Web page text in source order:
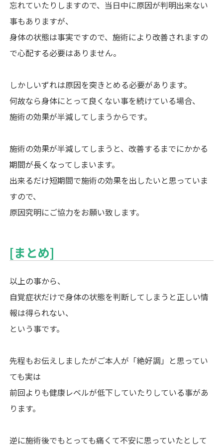
忘れていたりしますので、当日中に原因が判明出来ない
事もありますが、
身体の状態は事実ですので、施術により改善されますの
で心配する必要はありません。
しかしいずれは原因を突きとめる必要があります。
何故なら身体にとって良くない事を続けている場合、
施術の効果が半減してしまうからです。
施術の効果が半減してしまうと、改善するまでにかかる
期間が長くなってしまいます。
出来るだけ短期間で施術の効果を出したいと思っていま
すので、
原因究明にご協力をお願い致します。
[まとめ]
以上の事から、
自覚症状だけで身体の状態を判断してしまうと正しい情
報は得られない、
という事です。
先程もお伝えしましたがご本人が「絶好調」と思ってい
ても実は
前回よりも健康レベルが低下していたりしている事があ
ります。
逆に施術後でもとっても痛くて不安に思っていたとして